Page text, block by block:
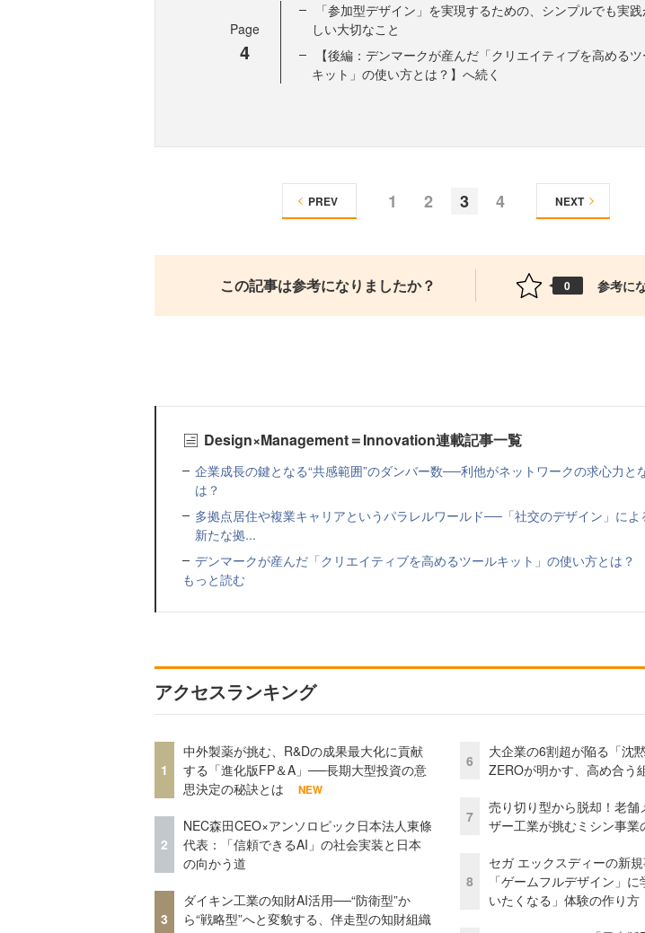
Page
4
「参加型デザイン」を実現するための、シンプルでも実
しい大切なこと
【後編：デンマークが産んだ「クリエイティブを高める
キット」の使い方とは？】へ続く
1 2 3 4
PREV NEXT
この記事は参考になりましたか？ 0 参考に
Design×Management＝Innovation連載記事一覧
企業成長の鍵となる“共感範囲”のダンバー数──利他がネットワークの求心力と
は？
多拠点居住や複業キャリアというパラレルワールド──「社交のデザイン」によ
新たな拠...
デンマークが産んだ「クリエイティブを高めるツールキット」の使い方とは？
もっと読む
アクセスランキング
1
中外製薬が挑む、R&Dの成果最大化に貢献
する「進化版FP＆A」──長期大型投資の意
思決定の秘訣とは
NEW
2
NEC森田CEO×アンソロピック日本法人東條
代表：「信頼できるAI」の社会実装と日本
の向かう道
3
ダイキン工業の知財AI活用──“防衛型”か
ら“戦略型”へと変貌する、伴走型の知財組織
6
大企業の6割超が陥る「沈
ZEROが明かす、高め合う
7
売り切り型から脱却！老舗
ザー工業が挑むミシン事業
8
セガ エックスディーの新
「ゲームフルデザイン」
いたくなる」体験の作り方